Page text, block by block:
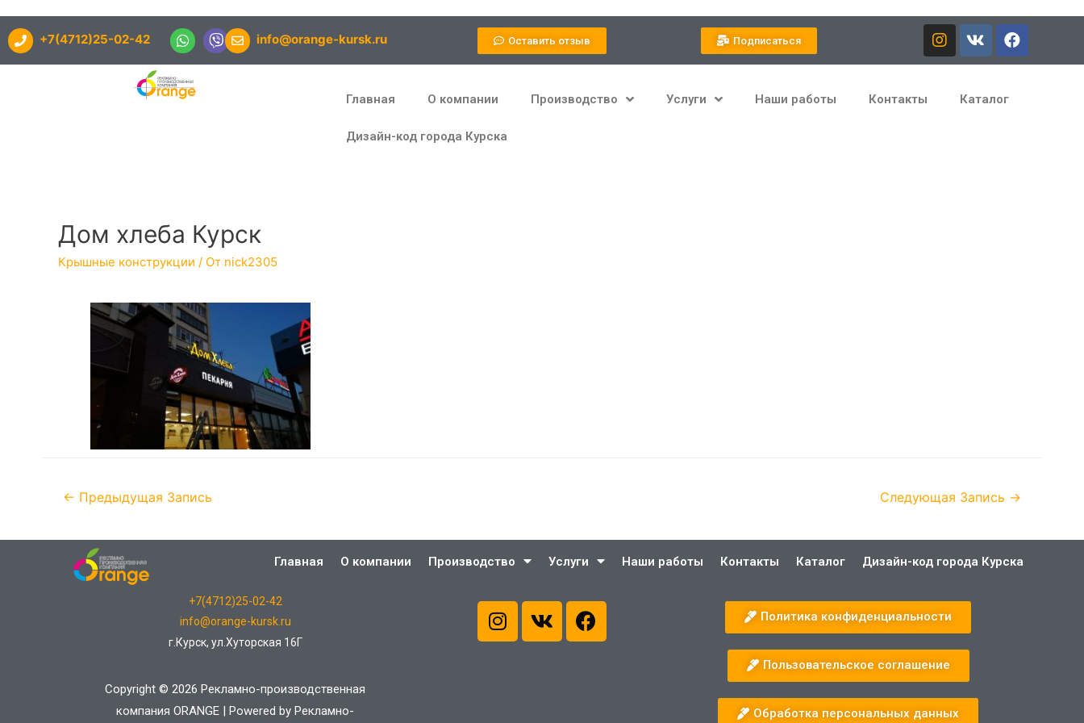
+7(4712)25-02-42 info@orange-kursk.ru Оставить отзыв Подписаться
Главная О компании Производство Услуги Наши работы Контакты Каталог
Дизайн-код города Курска
Дом хлеба Курск
Крышные конструкции / От nick2305
← Предыдущая Запись Следующая Запись →
Главная О компании Производство Услуги Наши работы Контакты Каталог Дизайн-код города Курска
+7(4712)25-02-42
info@orange-kursk.ru
г.Курск, ул.Хуторская 16Г
Copyright © 2026 Рекламно-производственная
компания ORANGE | Powered by Рекламно-
Политика конфиденциальности
Пользовательское соглашение
Обработка персональных данных